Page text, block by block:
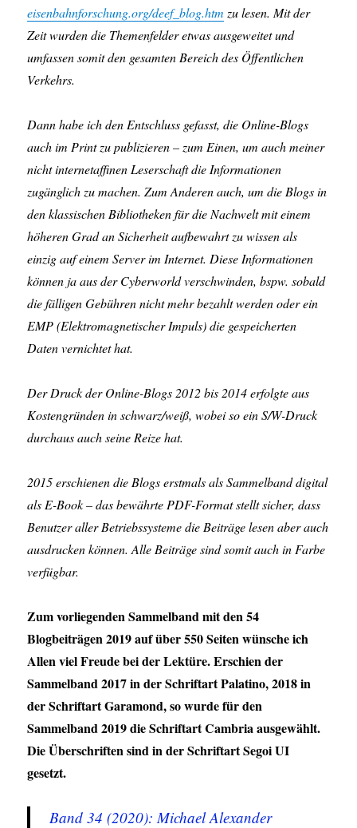
eisenbahnforschung.org/deef_blog.htm zu lesen. Mit der
Zeit wurden die Themenfelder etwas ausgeweitet und
umfassen somit den gesamten Bereich des Öffentlichen
Verkehrs.
Dann habe ich den Entschluss gefasst, die Online-Blogs
auch im Print zu publizieren – zum Einen, um auch meiner
nicht internetaffinen Leserschaft die Informationen
zugänglich zu machen. Zum Anderen auch, um die Blogs in
den klassischen Bibliotheken für die Nachwelt mit einem
höheren Grad an Sicherheit aufbewahrt zu wissen als
einzig auf einem Server im Internet. Diese Informationen
können ja aus der Cyberworld verschwinden, bspw. sobald
die fälligen Gebühren nicht mehr bezahlt werden oder ein
EMP (Elektromagnetischer Impuls) die gespeicherten
Daten vernichtet hat.
Der Druck der Online-Blogs 2012 bis 2014 erfolgte aus
Kostengründen in schwarz/weiß, wobei so ein S/W-Druck
durchaus auch seine Reize hat.
2015 erschienen die Blogs erstmals als Sammelband digital
als E-Book – das bewährte PDF-Format stellt sicher, dass
Benutzer aller Betriebssysteme die Beiträge lesen aber auch
ausdrucken können. Alle Beiträge sind somit auch in Farbe
verfügbar.
Zum vorliegenden Sammelband mit den 54
Blogbeiträgen 2019 auf über 550 Seiten wünsche ich
Allen viel Freude bei der Lektüre. Erschien der
Sammelband 2017 in der Schriftart Palatino, 2018 in
der Schriftart Garamond, so wurde für den
Sammelband 2019 die Schriftart Cambria ausgewählt.
Die Überschriften sind in der Schriftart Segoi UI
gesetzt.
Band 34 (2020): Michael Alexander